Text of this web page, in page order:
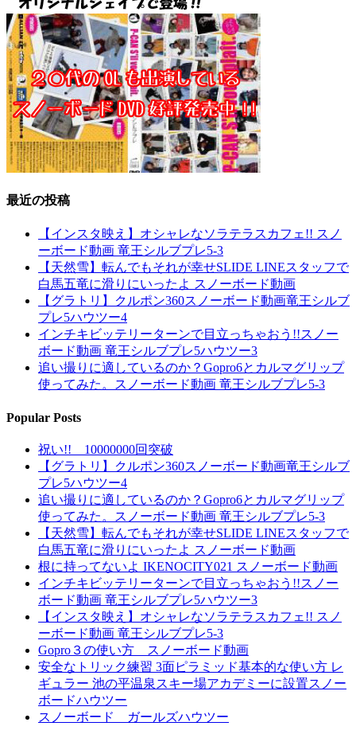
最近の投稿
【インスタ映え】オシャレなソラテラスカフェ!! スノ
ーボード動画 竜王シルブプレ5-3
【天然雪】転んでもそれが幸せSLIDE LINEスタッフで
白馬五竜に滑りにいったよ スノーボード動画
【グラトリ】クルポン360スノーボード動画竜王シルブ
プレ5ハウツー4
インチキビッテリーターンで目立っちゃおう!!スノー
ボード動画 竜王シルブプレ5ハウツー3
追い撮りに適しているのか？Gopro6とカルマグリップ
使ってみた。スノーボード動画 竜王シルブプレ5-3
Popular Posts
祝い!! 10000000回突破
【グラトリ】クルポン360スノーボード動画竜王シルブ
プレ5ハウツー4
追い撮りに適しているのか？Gopro6とカルマグリップ
使ってみた。スノーボード動画 竜王シルブプレ5-3
【天然雪】転んでもそれが幸せSLIDE LINEスタッフで
白馬五竜に滑りにいったよ スノーボード動画
根に持ってないよ IKENOCITY021 スノーボード動画
インチキビッテリーターンで目立っちゃおう!!スノー
ボード動画 竜王シルブプレ5ハウツー3
【インスタ映え】オシャレなソラテラスカフェ!! スノ
ーボード動画 竜王シルブプレ5-3
Gopro３の使い方 スノーボード動画
安全なトリック練習 3面ピラミッド基本的な使い方 レ
ギュラー 池の平温泉スキー場アカデミーに設置スノー
ボードハウツー
スノーボード ガールズハウツー